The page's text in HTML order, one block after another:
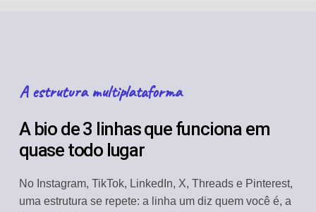
A estrutura multiplataforma
A bio de 3 linhas que funciona em
quase todo lugar
No Instagram, TikTok, LinkedIn, X, Threads e Pinterest,
uma estrutura se repete: a linha um diz quem você é, a